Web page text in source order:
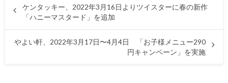
ケンタッキー、2022年3月16日よりツイスターに春の新作
「ハニーマスタード」を追加
やよい軒、2022年3月17日〜4月4日 「お子様メニュー290
円キャンペーン」を実施